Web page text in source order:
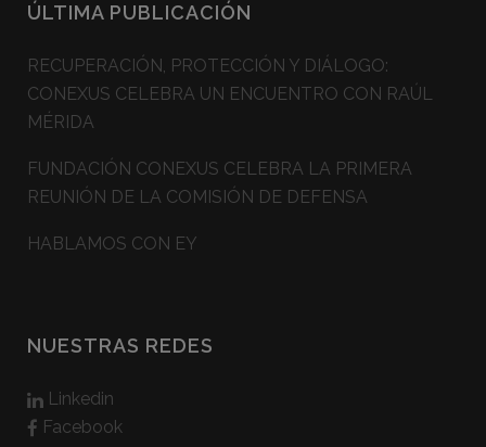
ÚLTIMA PUBLICACIÓN
RECUPERACIÓN, PROTECCIÓN Y DIÁLOGO:
CONEXUS CELEBRA UN ENCUENTRO CON RAÚL
MÉRIDA
FUNDACIÓN CONEXUS CELEBRA LA PRIMERA
REUNIÓN DE LA COMISIÓN DE DEFENSA
HABLAMOS CON EY
NUESTRAS REDES
Linkedin
Facebook